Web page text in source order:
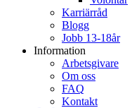
Karriärråd
Blogg
Jobb 13-18år
Information
Arbetsgivare
Om oss
FAQ
Kontakt